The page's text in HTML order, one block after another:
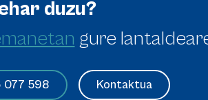
duzu?
gure
077 598 Kontaktua